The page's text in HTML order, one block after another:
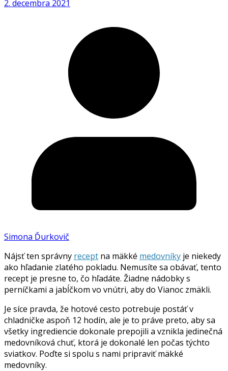
2. decembra 2021
Simona Ďurkovič
Nájsť ten správny recept na mäkké medovníky je niekedy
ako hľadanie zlatého pokladu. Nemusíte sa obávať, tento
recept je presne to, čo hľadáte. Žiadne nádobky s
perníčkami a jabĺčkom vo vnútri, aby do Vianoc zmäkli.
Je síce pravda, že hotové cesto potrebuje postáť v
chladničke aspoň 12 hodín, ale je to práve preto, aby sa
všetky ingrediencie dokonale prepojili a vznikla jedinečná
medovníková chuť, ktorá je dokonalé len počas týchto
sviatkov. Poďte si spolu s nami pripraviť mäkké
medovníky.